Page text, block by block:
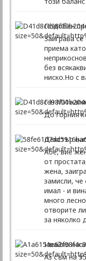
Подобен
Заиграва
приема
без
ниско.Но с
Г-н МИ
До горния
Декстър
Абе, вие
от
жена,
замисли,
имал - и
много
отворите
за няколко
Ивайло
Аз съм на